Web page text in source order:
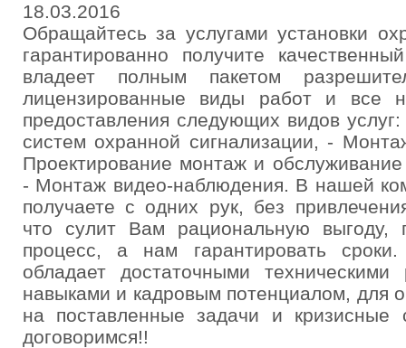
18.03.2016
Обращайтесь за услугами установки
гарантированно получите
владеет полным пакетом
лицензированные виды работ и все
предоставления следующих видов
систем охранной сигнализации, -
Проектирование монтаж и
- Монтаж видео-наблюдения. В нашей
получаете с одних рук, без
что сулит Вам рациональную выгоду,
процесс, а нам гарантировать
обладает достаточными техническими
навыками и кадровым потенциалом, для
на поставленные задачи и кризисные
договоримся!!